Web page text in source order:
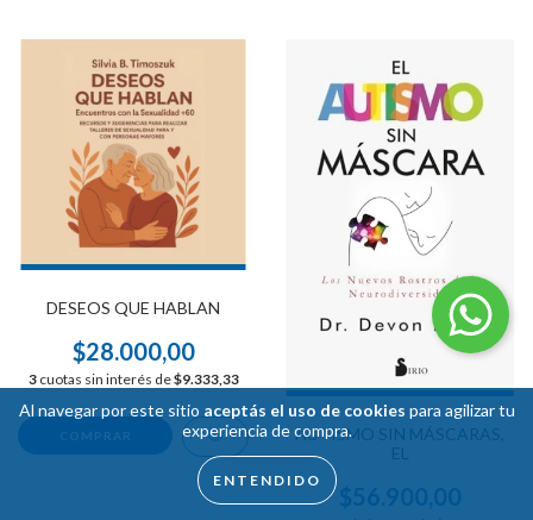
Al navegar por este sitio aceptás el uso de cookies para agilizar tu
experiencia de compra.
ENTENDIDO
DESEOS QUE HABLAN
$28.000,00
3 cuotas sin interés de$9.333,33
AUTISMO SIN MÁSCARAS,
$56.900,00